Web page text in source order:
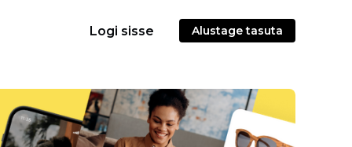
Logi sisse Alustage tasuta